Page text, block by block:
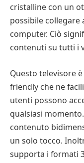
cristalline con un
possibile collegare
computer. Ciò
contenuti su tutti i
Questo televisore
friendly che ne
utenti possono
qualsiasi
contenuto
un solo tocco.
supporta i formati